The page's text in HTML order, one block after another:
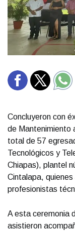
Concluyeron con
de Mantenimiento
total de 57
Tecnológicos y
Chiapas), plantel
Cintalapa,
profesionistas
A esta ceremonia
asistieron